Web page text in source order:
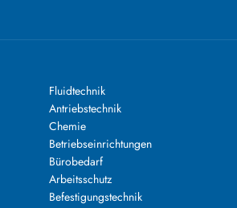
Fluidtechnik
Antriebstechnik
Chemie
Betriebseinrichtungen
Bürobedarf
Arbeitsschutz
Befestigungstechnik